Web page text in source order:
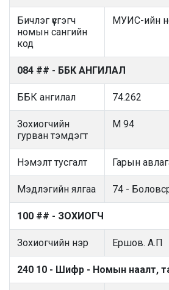
Бичлэг үүсгэгч
номын сангийн
код
МУИС-ийн
084 ## - ББК АНГИЛАЛ
ББК ангилал 74.262
Зохиогчийн
гурван тэмдэгт
М 94
Нэмэлт тусгалт Гарын
Мэдлэгийн ялгаа 74 -
100 ## - ЗОХИОГЧ
Зохиогчийн нэр Ершов. А.П
240 10 - Шифр - Номын наалт,